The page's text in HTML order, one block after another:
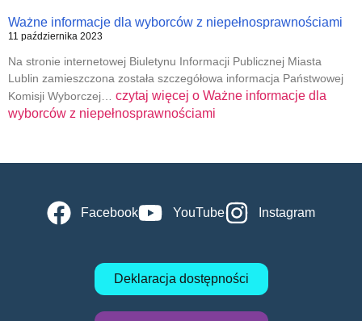
Ważne informacje dla wyborców z niepełnosprawnościami
11 października 2023
Na stronie internetowej Biuletynu Informacji Publicznej Miasta
Lublin zamieszczona została szczegółowa informacja Państwowej
Komisji Wyborczej… czytaj więcej o Ważne informacje dla
wyborców z niepełnosprawnościami
Facebook YouTube Instagram
Deklaracja dostępności